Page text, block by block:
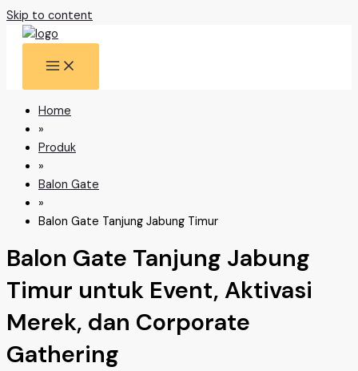
Skip to content
Home
»
Produk
»
Balon Gate
»
Balon Gate Tanjung Jabung Timur
Balon Gate Tanjung Jabung
Timur untuk Event, Aktivasi
Merek, dan Corporate
Gathering